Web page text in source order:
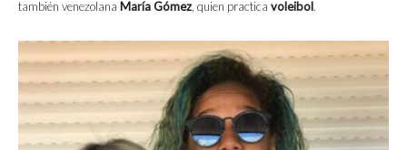
también venezolana María Gómez , quien practica voleibol.